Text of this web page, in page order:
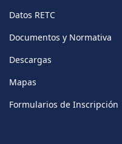
Datos RETC
Documentos y Normativa
Descargas
Mapas
Formularios de Inscripción